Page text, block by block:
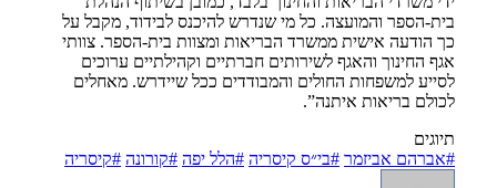
בית-הספר והמועצה. כל מי שנדרש להיכנס לבידוד, מקבל על
כך הודעה אישית ממשרד הבריאות ומצוות בית-הספר. צוותי
אגף החינוך והאגף לשירותים חברתיים וקהילתיים ערוכים
לסייע למשפחות החולים והמבודדים ככל שיידרש. מאחלים
לכולם בריאות איתנה”.
תיוגים
#אברהם אביזמר #בי״ס קיסריה #הלל יפה #קורונה #קיסריה